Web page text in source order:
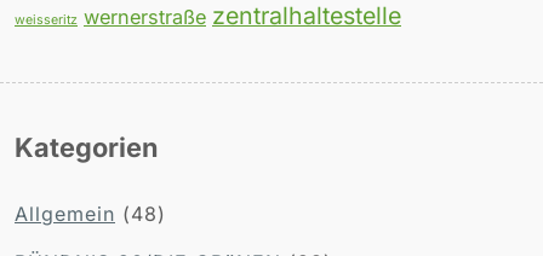
weisseritz wernerstraße zentralhaltestelle
Kategorien
Allgemein (48)